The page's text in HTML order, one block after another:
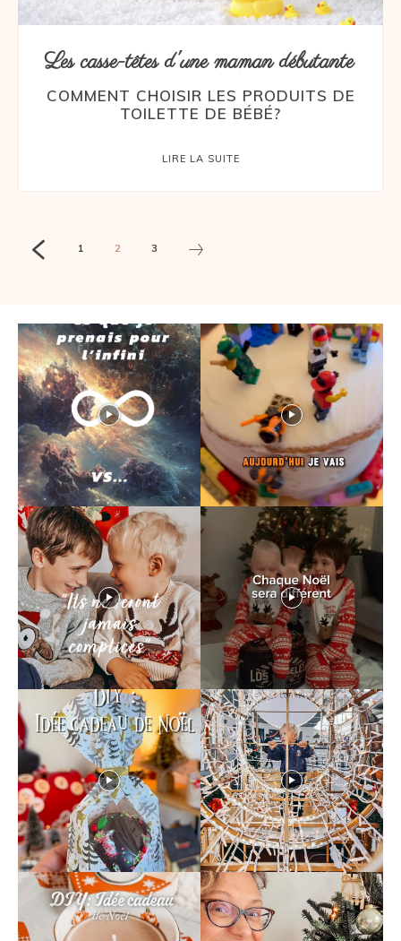
Les casse-têtes d'une maman débutante
COMMENT CHOISIR LES PRODUITS DE
TOILETTE DE BÉBÉ?
LIRE LA SUITE
1 2 3